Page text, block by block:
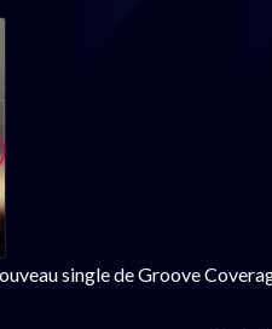
single de Groove